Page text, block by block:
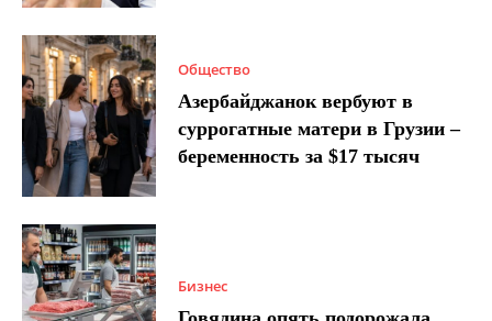
Общество
Азербайджанок вербуют в
суррогатные матери в Грузии –
беременность за $17 тысяч
Бизнес